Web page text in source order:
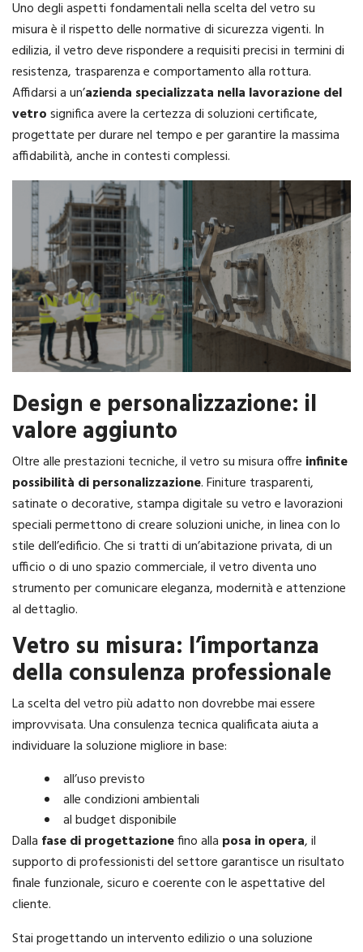
Uno degli aspetti fondamentali nella scelta del vetro su
misura è il rispetto delle normative di sicurezza vigenti. In
edilizia, il vetro deve rispondere a requisiti precisi in termini di
resistenza, trasparenza e comportamento alla rottura.
Affidarsi a un’azienda specializzata nella lavorazione del
vetrosignifica avere la certezza di soluzioni certificate,
progettate per durare nel tempo e per garantire la massima
affidabilità, anche in contesti complessi.
Design e personalizzazione: il
valore aggiunto
Oltre alle prestazioni tecniche, il vetro su misura offre infinite
possibilità di personalizzazione. Finiture trasparenti,
satinate o decorative, stampa digitale su vetro e lavorazioni
speciali permettono di creare soluzioni uniche, in linea con lo
stile dell’edificio. Che si tratti di un’abitazione privata, di un
ufficio o di uno spazio commerciale, il vetro diventa uno
strumento per comunicare eleganza, modernità e attenzione
al dettaglio.
Vetro su misura: l’importanza
della consulenza professionale
La scelta del vetro più adatto non dovrebbe mai essere
improvvisata. Una consulenza tecnica qualificata aiuta a
individuare la soluzione migliore in base:
all’uso previsto
alle condizioni ambientali
al budget disponibile
Dalla fase di progettazionefino alla posa in opera, il
supporto di professionisti del settore garantisce un risultato
finale funzionale, sicuro e coerente con le aspettative del
cliente.
Stai progettando un intervento edilizio o una soluzione